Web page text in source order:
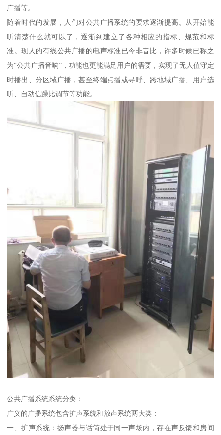
广播等。
随着时代的发展，人们对公共广播系统的要求逐渐提高。从开始能
听清楚什么就可以了，逐渐到建立了各种相应的指标、规范和标
准。现人的有线公共广播的电声标准已今非昔比，许多时候已称之
为“公共广播音响”，功能也更能满足用户的需要，实现了无人值守定
时播出、分区域广播，甚至终端点播或寻呼、跨地域广播、用户选
听、自动信躁比调节等功能。
公共广播系统系统分类：
广义的广播系统包含扩声系统和放声系统两大类：
一、扩声系统：扬声器与话筒处于同一声场内，存在声反馈和房间